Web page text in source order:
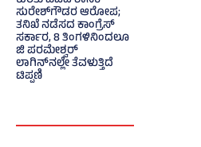
ಸುರೇಶ್‌ಗೌಡರ ಆರೋಪ;
ತನಿಖೆ ನಡೆಸದ ಕಾಂಗ್ರೆಸ್‌
ಸರ್ಕಾರ, 8 ತಿಂಗಳಿನಿಂದಲೂ
ಜಿ ಪರಮೇಶ್ವರ್
ಲಾಗಿನ್‌ನಲ್ಲೇ ತೆವಳುತ್ತಿದೆ
ಟಿಪ್ಪಣಿ